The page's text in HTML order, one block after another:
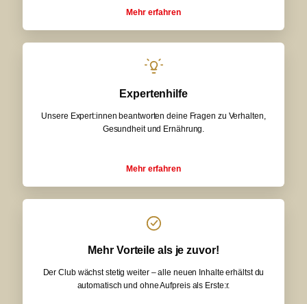
Mehr erfahren
Expertenhilfe
Unsere Expert:innen beantworten deine Fragen zu Verhalten,
Gesundheit und Ernährung.
Mehr erfahren
Mehr Vorteile als je zuvor!
Der Club wächst stetig weiter – alle neuen Inhalte erhältst du
automatisch und ohne Aufpreis als Erste:r.